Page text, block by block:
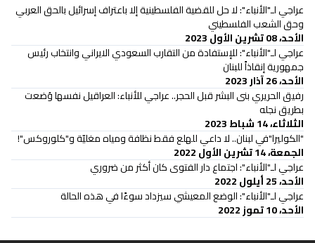
عراجي لـ"الأنباء": لا حل للقضية الفلسطينية إلا باعتراف إسرائيل بالحق العربي
وحق الشعب الفلسطيني
الأحد، 08 تشرين الأول 2023
عراجي لـ"الأنباء": للإستفادة من التقارب السعودي الايراني وانتخاب رئيس
جمهورية إنقاذاً للبنان
الأحد، 26 آذار 2023
رفيق الحريري بنى البشر قبل الحجر.. عراجي للأنباء: العراقيل نفسها وُضعت
بطريق نجله
الثلاثاء، 14 شباط 2023
"الكوليرا"في لبنان.. لا داعي للهلع فقط نظافة ومياه مغليّة و"كلوروكس"!
الجمعة، 14 تشرين الأول 2022
عراجي لـ"الأنباء": اجتماع دار الفتوى كان أكثر من ضروري
الأحد، 25 أيلول 2022
عراجي لـ"الأنباء": الوضع المعيشي سيزداد سوءًا في هذه الحالة
الأحد، 10 تموز 2022